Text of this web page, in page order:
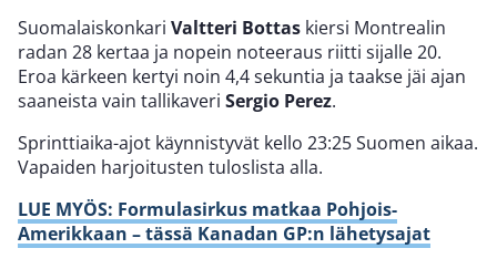
Suomalaiskonkari Valtteri Bottas kiersi Montrealin
radan 28 kertaa ja nopein noteeraus riitti sijalle 20.
Eroa kärkeen kertyi noin 4,4 sekuntia ja taakse jäi ajan
saaneista vain tallikaveri Sergio Perez.
Sprinttiaika-ajot käynnistyvät kello 23:25 Suomen aikaa.
Vapaiden harjoitusten tuloslista alla.
LUE MYÖS: Formulasirkus matkaa Pohjois-
Amerikkaan – tässä Kanadan GP:n lähetysajat